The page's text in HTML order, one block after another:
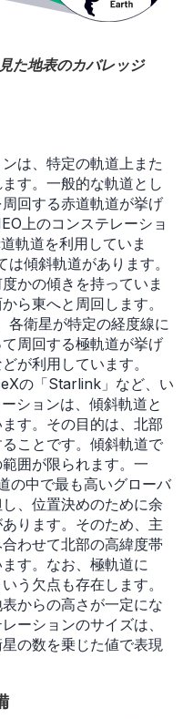
た地表のカバレッジ
は、特定の軌道上また
す。一般的な軌道とし
回する赤道軌道が挙げ
上のコンステレーショ
軌道を利用していま
傾斜軌道があります。
かの傾きを持っていま
ら東へと周回します。
各衛星が特定の経度線に
周回する極軌道が挙げ
が利用しています。
の「Starlink」など、い
ションは、傾斜軌道と
す。その目的は、北部
ことです。傾斜軌道で
囲が限られます。一
の中で最も高いグローバ
、位置決めのために余
ります。そのため、主
わせて北部の高緯度帯
す。なお、極軌道に
う欠点も存在します。
からの高さが一定にな
ーションのサイズは、
の数を乗じた値で表現